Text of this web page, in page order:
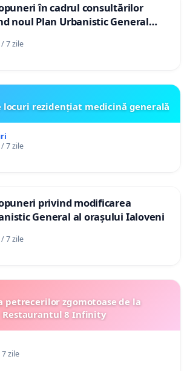
în cadrul consultărilor
noul Plan Urbanistic General
7 zile
locuri rezidențiat medicină generală
7 zile
privind modificarea
General al orașului Ialoveni
7 zile
petrecerilor zgomotoase de la
Restaurantul 8 Infinity
zile